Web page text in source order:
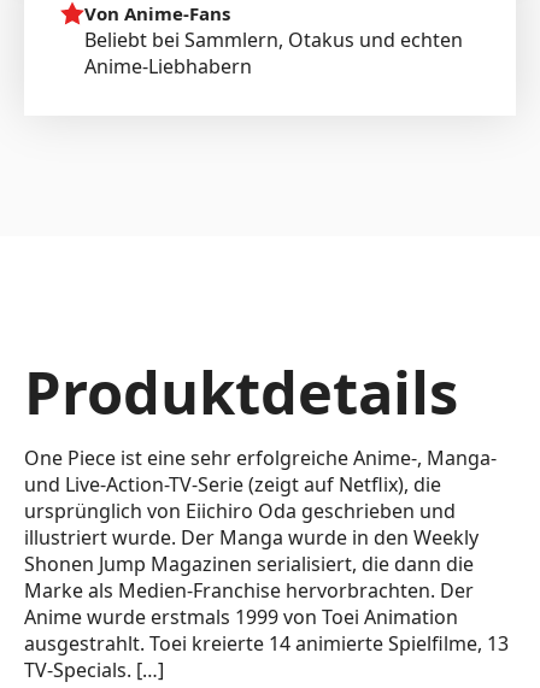
Von Anime-Fans
Beliebt bei Sammlern, Otakus und echten
Anime-Liebhabern
Produktdetails
One Piece ist eine sehr erfolgreiche Anime-, Manga-
und Live-Action-TV-Serie (zeigt auf Netflix), die
ursprünglich von Eiichiro Oda geschrieben und
illustriert wurde. Der Manga wurde in den Weekly
Shonen Jump Magazinen serialisiert, die dann die
Marke als Medien-Franchise hervorbrachten. Der
Anime wurde erstmals 1999 von Toei Animation
ausgestrahlt. Toei kreierte 14 animierte Spielfilme, 13
TV-Specials. […]